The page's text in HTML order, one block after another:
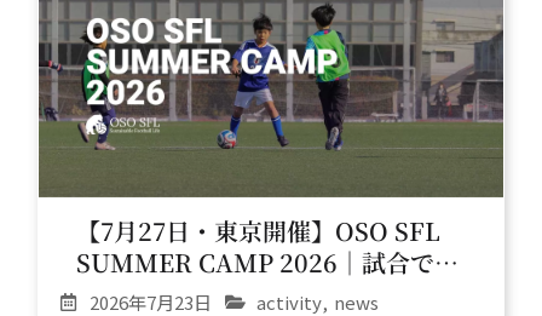
【7月27日・東京開催】OSO SFL
SUMMER CAMP 2026｜試合で生
きるコントロール＆パス
2026年7月23日 activity, news